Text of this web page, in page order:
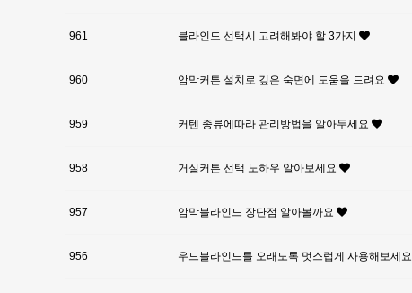
961 블라인드 선택시 고려해봐야 할 3가지
960 암막커튼 설치로 깊은 숙면에 도움을 드려요
959 커텐 종류에따라 관리방법을 알아두세요
958 거실커튼 선택 노하우 알아보세요
957 암막블라인드 장단점 알아볼까요
956 우드블라인드를 오래도록 멋스럽게 사용해보세요